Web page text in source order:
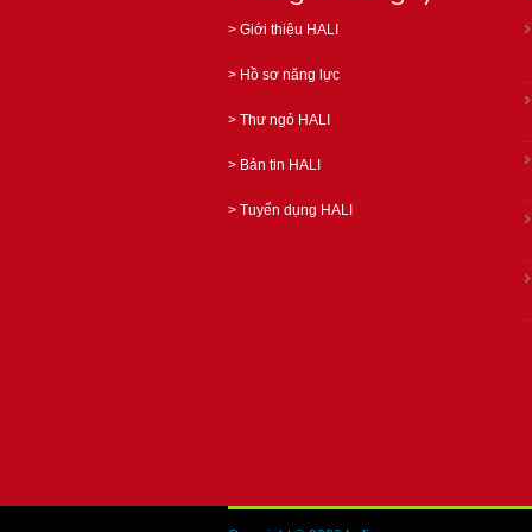
> Giới thiệu HALI
> Hồ sơ năng lực
> Thư ngỏ HALI
> Bản tin HALI
> Tuyển dụng HALI